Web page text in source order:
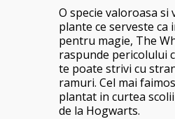
O specie valoroasa si
plante ce serveste ca
pentru magie, The
raspunde pericolului
te poate strivi cu
ramuri. Cel mai
plantat in curtea
de la Hogwarts.